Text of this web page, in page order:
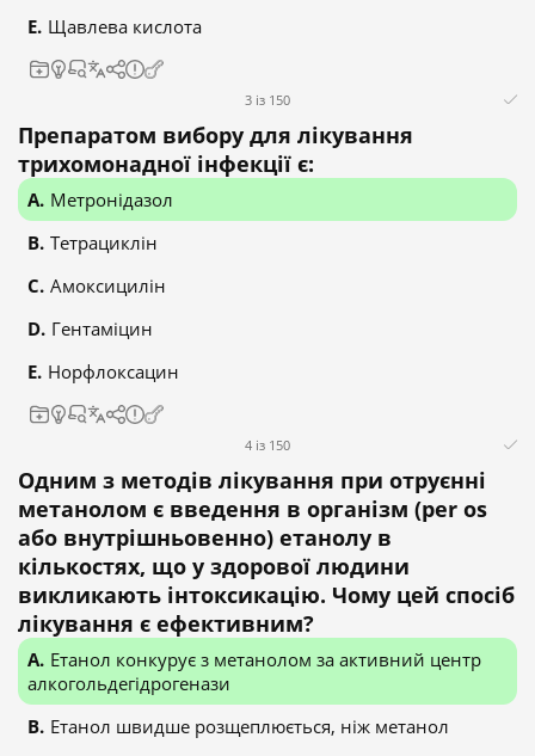
Щавлева кислота
3 із 150
Препаратом вибору для лікування
трихомонадної інфекції є:
Метронідазол
Тетрациклін
Амоксицилін
Гентаміцин
Норфлоксацин
4 із 150
Одним з методів лікування при отруєнні
метанолом є введення в організм (per os
або внутрішньовенно) етанолу в
кількостях, що у здорової людини
викликають інтоксикацію. Чому цей спосіб
лікування є ефективним?
Етанол конкурує з метанолом за активний центр
алкогольдегідрогенази
Етанол швидше розщеплюється, ніж метанол